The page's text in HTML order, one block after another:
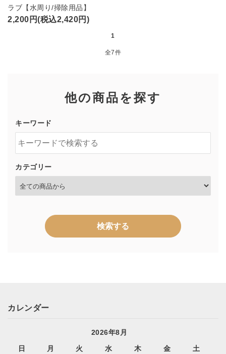
ラブ【水周り/掃除用品】
2,200円(税込2,420円)
1
全7件
他の商品を探す
キーワード
カテゴリー
検索する
キーワード
カテゴリー
カレンダー
2026年8月
日
月 火 水 木 金
土